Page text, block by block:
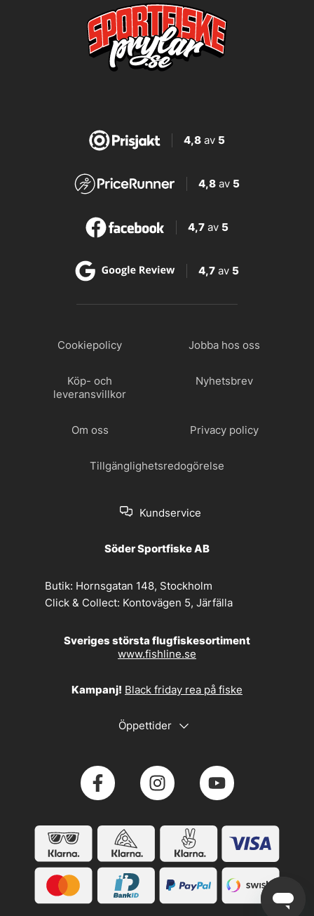
4,8av 5
4,8 av 5
4,7 av 5
4,7 av 5
Cookiepolicy Jobba hos oss
Köp- och
leveransvillkor
Nyhetsbrev
Om oss Privacy policy
Tillgänglighetsredogörelse
Kundservice
Söder Sportfiske AB
Butik: Hornsgatan 148, Stockholm
Click & Collect: Kontovägen 5, Järfälla
Sveriges största flugfiskesortiment
www.fishline.se
Kampanj! Black friday rea på fiske
Öppettider